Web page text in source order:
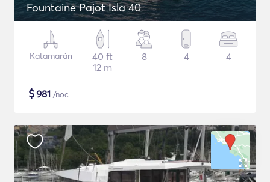
Fountaine Pajot Isla 40
Katamarán
40 ft
12 m
8 4 4
$981 /noc